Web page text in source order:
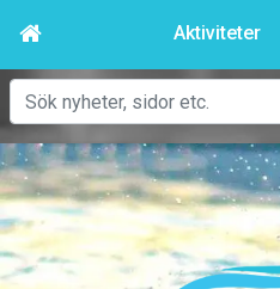
Aktiviteter